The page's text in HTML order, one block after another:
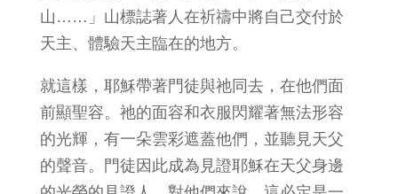
山……」山標誌著人在祈禱中將自己交付於
天主、體驗天主臨在的地方。
就這樣，耶穌帶著門徒與祂同去，在他們面
前顯聖容。祂的面容和衣服閃耀著無法形容
的光輝，有一朵雲彩遮蓋他們，並聽見天父
的聲音。門徒因此成為見證耶穌在天父身邊